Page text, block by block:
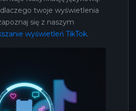
twoje wyświetlenia
się z naszym
wyświetleń TikTok.